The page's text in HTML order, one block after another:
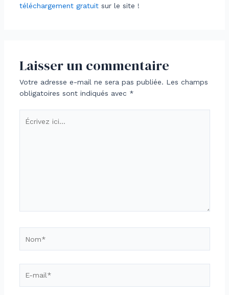
téléchargement gratuitsur le site !
Laisser un commentaire
Votre adresse e-mail ne sera pas publiée. Les champs
obligatoires sont indiqués avec *
ici…
mail*